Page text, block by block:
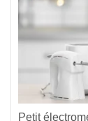
Petit